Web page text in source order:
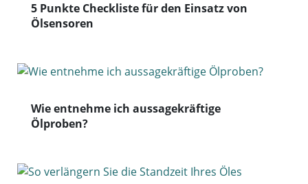
5 Punkte Checkliste für den Einsatz von
Ölsensoren
Wie entnehme ich aussagekräftige
Ölproben?